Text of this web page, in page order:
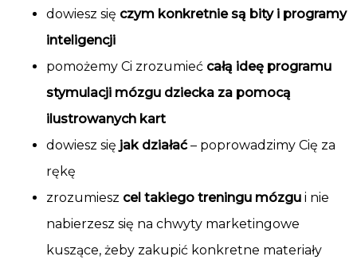
dowiesz się czym konkretnie są bity i programy
inteligencji
pomożemy Ci zrozumieć całą ideę programu
stymulacji mózgu dziecka za pomocą
ilustrowanych kart
dowiesz się jak działać– poprowadzimy Cię za
rękę
zrozumiesz cel takiego treningu mózgu i nie
nabierzesz się na chwyty marketingowe
kuszące, żeby zakupić konkretne materiały